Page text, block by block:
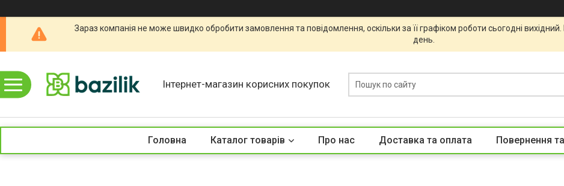
Зараз компанія не може швидко обробити замовлення та повідомлення, оскільки за її графіком роботи сьогодні
день.
Інтернет-магазин корисних покупок
Головна Каталог товарів Про нас Доставка та оплата Повернення